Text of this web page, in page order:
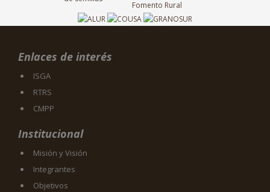
Enlaces de interés
ISGA
RTRS
CMPP
Institucional
Misión y Visión
Integrantes
Objetivos